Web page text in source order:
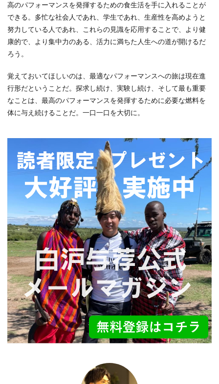
高のパフォーマンスを発揮するための食生活を手に入れることが
できる。多忙な社会人であれ、学生であれ、生産性を高めようと
努力している人であれ、これらの見識を応用することで、より健
康的で、より集中力のある、活力に満ちた人生への道が開けるだ
ろう。
覚えておいてほしいのは、最適なパフォーマンスへの旅は現在進
行形だということだ。探求し続け、実験し続け、そして最も重要
なことは、最高のパフォーマンスを発揮するために必要な燃料を
体に与え続けることだ。一口一口を大切に。